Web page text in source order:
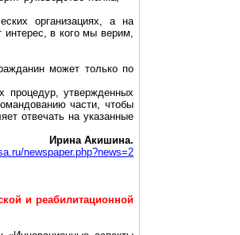
организациях, а на
интерес, в кого мы верим,
может только по
процедур, утвержденных
части, чтобы
отвечать на указанные
Ирина Акишина.
newspaper.php?news=2
и реабилитационной